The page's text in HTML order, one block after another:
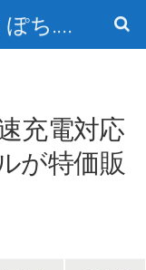
特価情報集合体 そくぽち.com
充電対応
が特価販